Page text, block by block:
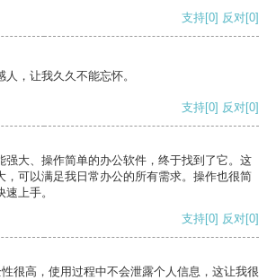
支持[0] 反对[0]
，让我久久不能忘怀。
支持[0] 反对[0]
强大、操作简单的办公软件，终于找到了它。这
，可以满足我日常办公的所有需求。操作也很简
上手。
支持[0] 反对[0]
很高，使用过程中不会泄露个人信息，这让我很